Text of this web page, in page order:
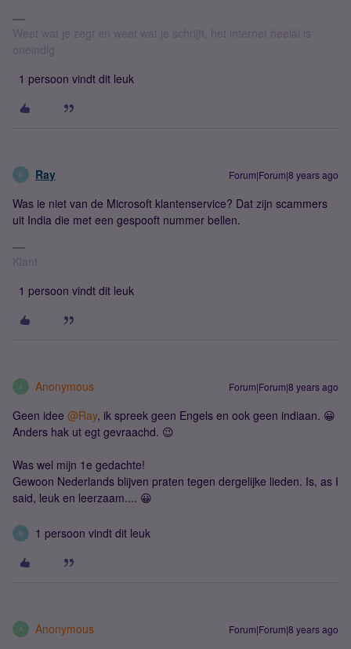
Weet wat je zegt en weet wat je schrijft, het internet heelal is
oneindig
1 persoon vindt dit leuk
R Ray Forum|Forum|8 years ago
Was ie niet van de Microsoft klantenservice? Dat zijn scammers
uit India die met een gespooft nummer bellen.
Klant
1 persoon vindt dit leuk
A Anonymous Forum|Forum|8 years ago
Geen idee @Ray, ik spreek geen Engels en ook geen indiaan. 😀
Anders hak ut egt gevraachd. 😉
Was wel mijn 1e gedachte!
Gewoon Nederlands blijven praten tegen dergelijke lieden. Is, as I
said, leuk en leerzaam.... 😀
R 1 persoon vindt dit leuk
A Anonymous Forum|Forum|8 years ago